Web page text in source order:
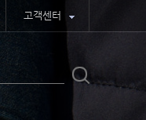
고객센터